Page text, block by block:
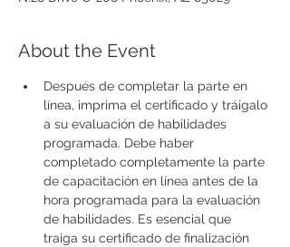
About the Event
Después de completar la parte en
línea, imprima el certificado y tráigalo
a su evaluación de habilidades
programada. Debe haber
completado completamente la parte
de capacitación en línea antes de la
hora programada para la evaluación
de habilidades. Es esencial que
traiga su certificado de finalización